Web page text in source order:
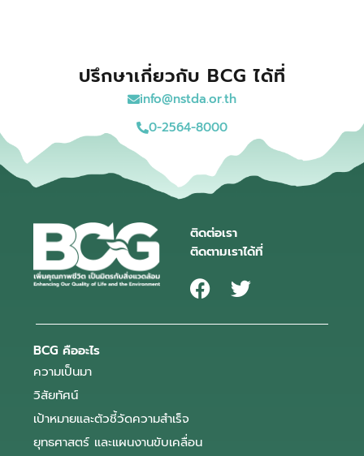
ปรึกษาเกี่ยวกับ BCG ได้ที่
info@nstda.or.th
0-2564-8000
ติดต่อเรา
ติดตามเราได้ที่
BCG คืออะไร
ความเป็นมา
วิสัยทัศน์
เป้าหมายและตัวชี้วัดความสำเร็จ
ยุทธศาสตร์ และแผนงานขับเคลื่อน